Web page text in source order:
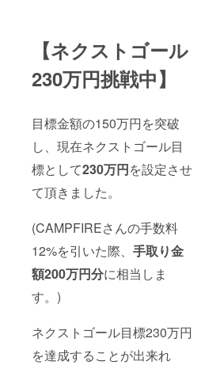
【ネクストゴール
230万円挑戦中】
目標金額の150万円を突破
し、現在ネクストゴール目
標として230万円を設定させ
て頂きました。
(CAMPFIREさんの手数料
12%を引いた際、 手取り金
額200万円分に相当しま
す。)
ネクストゴール目標230万円
を達成することが出来れ